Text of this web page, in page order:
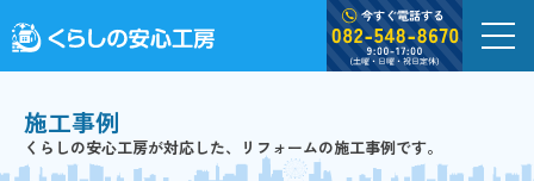
施工事例
くらしの安心工房が対応した、リフォームの施工事例です。